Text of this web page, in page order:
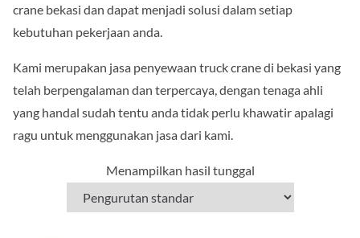
crane bekasi dan dapat menjadi solusi dalam setiap
kebutuhan pekerjaan anda.
Kami merupakan jasa penyewaan truck crane di bekasi yang
telah berpengalaman dan terpercaya, dengan tenaga ahli
yang handal sudah tentu anda tidak perlu khawatir apalagi
ragu untuk menggunakan jasa dari kami.
Menampilkan hasil tunggal